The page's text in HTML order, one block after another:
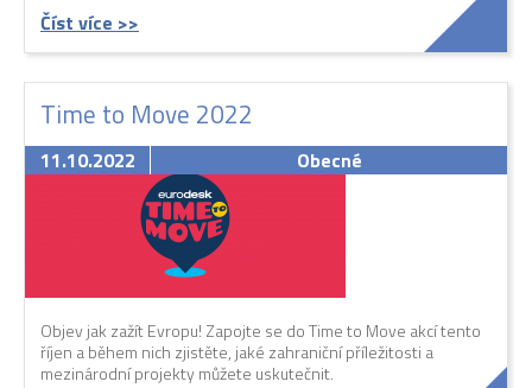
Číst více >>
Time to Move 2022
11.10.2022 Obecné
Objev jak zažít Evropu! Zapojte se do Time to Move akcí tento
říjen a během nich zjistěte, jaké zahraniční příležitosti a
mezinárodní projekty můžete uskutečnit.